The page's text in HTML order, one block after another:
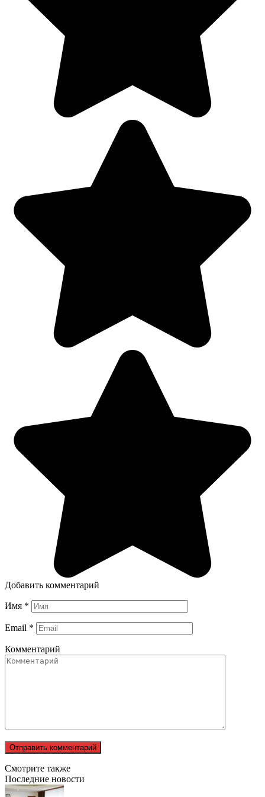
Добавить комментарий
Имя *
Email *
Комментарий
Смотрите также
Последние новости